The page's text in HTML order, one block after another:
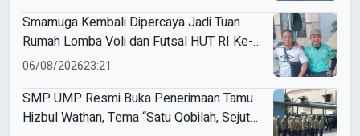
Smamuga Kembali Dipercaya Jadi Tuan
Rumah Lomba Voli dan Futsal HUT RI Ke-
81 Kecamatan Tulangan
06/08/202623:21
SMP UMP Resmi Buka Penerimaan Tamu
Hizbul Wathan, Tema “Satu Qobilah, Sejuta